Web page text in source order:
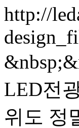
http://
LED전
위도 정